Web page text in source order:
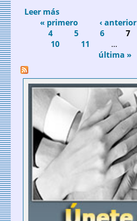
Leer más
Páginas
« primero ‹ anterior
4
5 6 7
10
11 …
última »